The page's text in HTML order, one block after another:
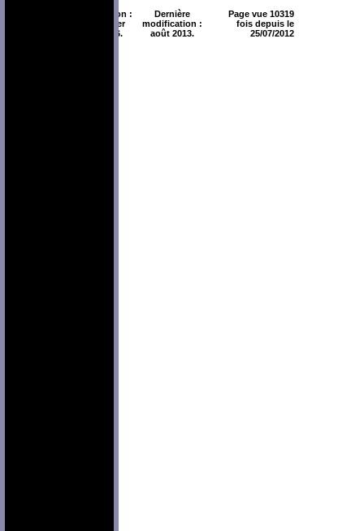
Création :
février
2006.
Dernière
modification :
août 2013.
Page vue 10319
fois depuis le
25/07/2012